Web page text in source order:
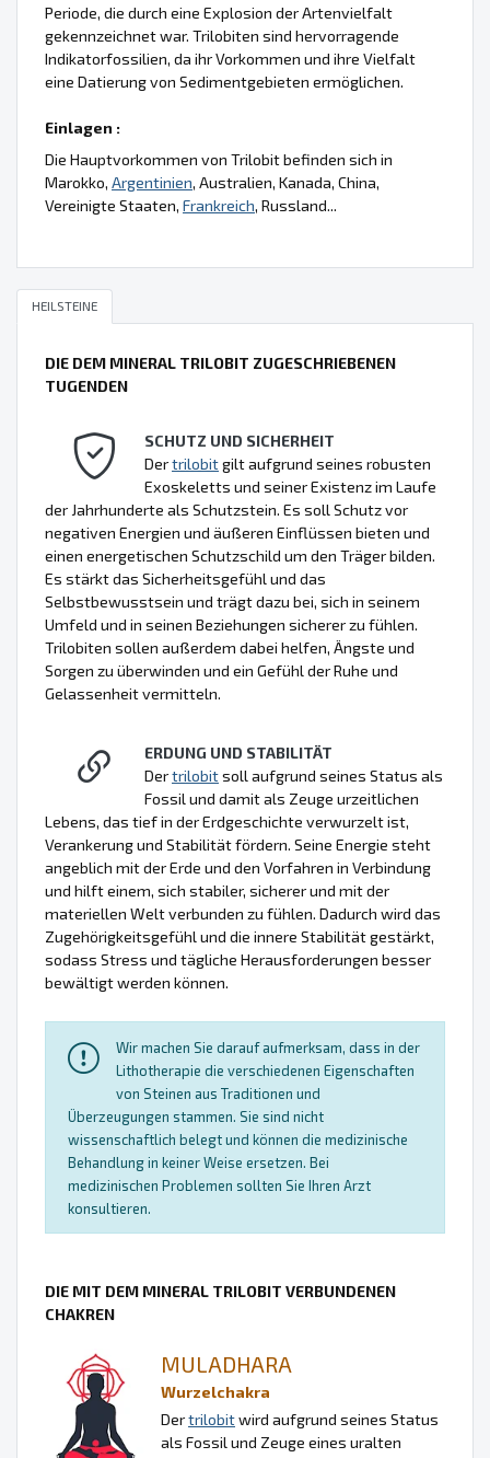
Periode, die durch eine Explosion der Artenvielfalt
gekennzeichnet war. Trilobiten sind hervorragende
Indikatorfossilien, da ihr Vorkommen und ihre Vielfalt
eine Datierung von Sedimentgebieten ermöglichen.
Einlagen :
Die Hauptvorkommen von Trilobit befinden sich in
Marokko, Argentinien, Australien, Kanada, China,
Vereinigte Staaten, Frankreich, Russland...
HEILSTEINE
DIE DEM MINERAL TRILOBIT ZUGESCHRIEBENEN
TUGENDEN
SCHUTZ UND SICHERHEIT
Dertrilobitgilt aufgrund seines robusten
Exoskeletts und seiner Existenz im Laufe
der Jahrhunderte als Schutzstein. Es soll Schutz vor
negativen Energien und äußeren Einflüssen bieten und
einen energetischen Schutzschild um den Träger bilden.
Es stärkt das Sicherheitsgefühl und das
Selbstbewusstsein und trägt dazu bei, sich in seinem
Umfeld und in seinen Beziehungen sicherer zu fühlen.
Trilobiten sollen außerdem dabei helfen, Ängste und
Sorgen zu überwinden und ein Gefühl der Ruhe und
Gelassenheit vermitteln.
ERDUNG UND STABILITÄT
Dertrilobitsoll aufgrund seines Status als
Fossil und damit als Zeuge urzeitlichen
Lebens, das tief in der Erdgeschichte verwurzelt ist,
Verankerung und Stabilität fördern. Seine Energie steht
angeblich mit der Erde und den Vorfahren in Verbindung
und hilft einem, sich stabiler, sicherer und mit der
materiellen Welt verbunden zu fühlen. Dadurch wird das
Zugehörigkeitsgefühl und die innere Stabilität gestärkt,
sodass Stress und tägliche Herausforderungen besser
bewältigt werden können.
Wir machen Sie darauf aufmerksam, dass in der
Lithotherapie die verschiedenen Eigenschaften
von Steinen aus Traditionen und
Überzeugungen stammen. Sie sind nicht
wissenschaftlich belegt und können die medizinische
Behandlung in keiner Weise ersetzen. Bei
medizinischen Problemen sollten Sie Ihren Arzt
konsultieren.
DIE MIT DEM MINERAL TRILOBIT VERBUNDENEN
CHAKREN
MULADHARA
Wurzelchakra
Dertrilobitwird aufgrund seines Status
als Fossil und Zeuge eines uralten